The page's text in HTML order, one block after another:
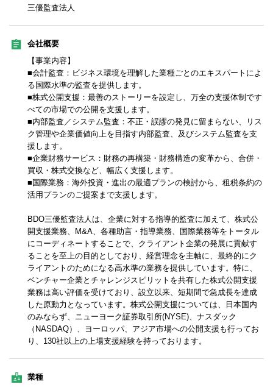
三優監査法人
会社概要
【事業内容】
■会計監査：ビジネス環境を理解した業種ごとのエキスパートによ
る国際水準の監査を提供します。
■株式公開支援：最善のストーリーを設定し、万全の支援体制です
べての市場での公開を支援します。
■内部監査／システム監査：不正・誤謬の発見に留まらない、リス
ク管理や企業価値向上を目指す内部監査、及びシステム監査を支
援します。
■企業財務サービス：財務の再構築・財務構造の変革から、合併・
買収・株式交換など、幅広く支援します。
■国際業務：海外投資・進出の最適プランの検討から、租税条約の
活用プランのご提案まで支援します。
BDO三優監査法人は、企業に対する指導的監査に加えて、株式公
開支援業務、M&A、各種助言・指導業務、国際業務等をトータル
にコーディネートすることで、クライアント企業の発展に貢献す
ることを至上の目的としており、経営理念を主軸に、最終的にク
ライアントのためになる高水準の業務を提供しています。特に、
ベンチャー企業とチャレンジスピリットを共有した株式公開支援
業務は高い評価を受けており、設立以来、短期間で急成長を達成
した原動力となっています。株式公開支援については、日本国内
のみならず、ニューヨーク証券取引所(NYSE)、ナスダック
（NASDAQ）、ヨーロッパ、アジア市場への公開支援も行ってお
り、130社以上の上場支援経験を持っております。
業種